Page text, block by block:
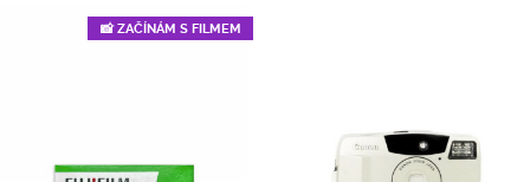
📸 ZAČÍNÁM S FILMEM